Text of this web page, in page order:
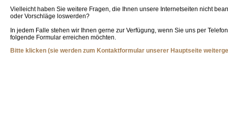
Vielleicht haben Sie weitere Fragen, die Ihnen unsere Internetseiten nicht
oder Vorschläge loswerden?
In jedem Falle stehen wir Ihnen gerne zur Verfügung, wenn Sie uns per
folgende Formular erreichen möchten.
Bitte klicken (sie werden zum Kontaktformular unserer Hauptseite